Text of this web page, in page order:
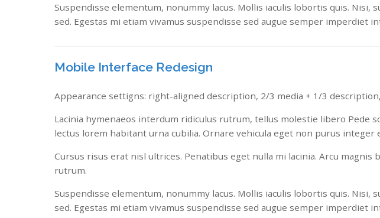
Suspendisse elementum, nonummy lacus. Mollis iaculis lobortis quis.
sed. Egestas mi etiam vivamus suspendisse sed augue semper
Mobile Interface Redesign
Appearance settigns: right-aligned description, 2/3 media + 1/3
Lacinia hymenaeos interdum ridiculus rutrum, tellus molestie libero Pede
lectus lorem habitant urna cubilia. Ornare vehicula eget non purus integer
Cursus risus erat nisl ultrices. Penatibus eget nulla mi lacinia. Arcu
rutrum.
Suspendisse elementum, nonummy lacus. Mollis iaculis lobortis quis.
sed. Egestas mi etiam vivamus suspendisse sed augue semper